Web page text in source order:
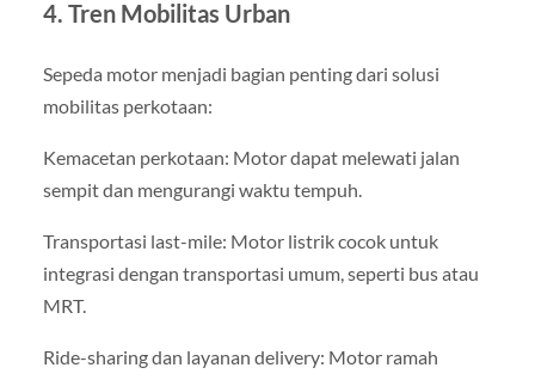
4. Tren Mobilitas Urban
Sepeda motor menjadi bagian penting dari solusi
mobilitas perkotaan:
Kemacetan perkotaan: Motor dapat melewati jalan
sempit dan mengurangi waktu tempuh.
Transportasi last-mile: Motor listrik cocok untuk
integrasi dengan transportasi umum, seperti bus atau
MRT.
Ride-sharing dan layanan delivery: Motor ramah